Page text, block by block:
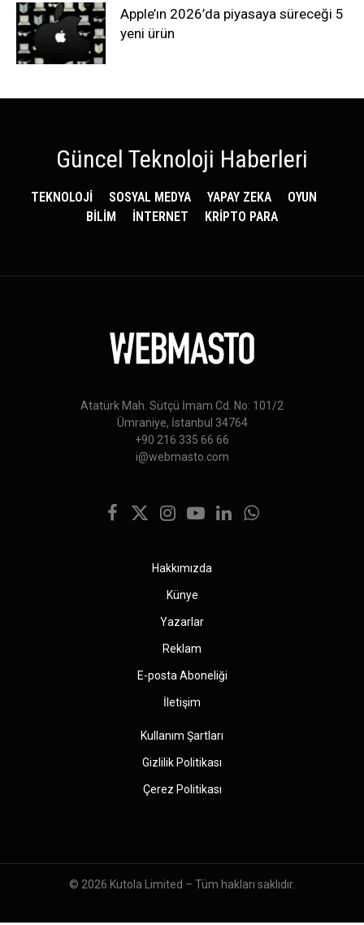
Apple’ın 2026’da piyasaya süreceği 5
yeni ürün
Güncel Teknoloji Haberleri
TEKNOLOJİ SOSYAL MEDYA YAPAY ZEKA
OYUN
BİLİM
İNTERNET KRİPTO PARA
Atatürk Mah. Sütçü İmam Cd. No: 101/2
Ümraniye, İstanbul 34764
+90 216 335 66 66
i@webmasto.com
Facebook
X
Instagram
YouTubeLinkedInWhatsApp
Hakkımızda
Künye
Yazarlar
Reklam
E-posta Aboneliği
İletişim
Kullanım Şartları
Gizlilik Politikası
Çerez Politikası
© 2026 Kutola Limited – Tüm hakları saklıdır.